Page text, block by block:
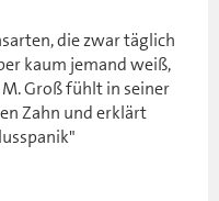
die zwar täglich
kaum jemand weiß,
Groß fühlt in seiner
Zahn und erklärt